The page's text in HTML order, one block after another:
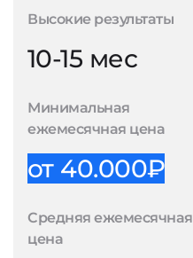
Высокие результаты
10-15 мес
Минимальная
ежемесячная цена
от 40.000₽
Средняя ежемесячная
цена